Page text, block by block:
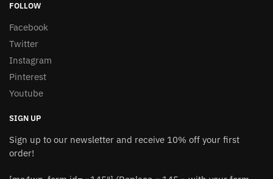
FOLLOW
Facebook
Twitter
Instagram
Pinterest
Youtube
SIGN UP
Sign up to our newsletter and receive 10% off your first
order!